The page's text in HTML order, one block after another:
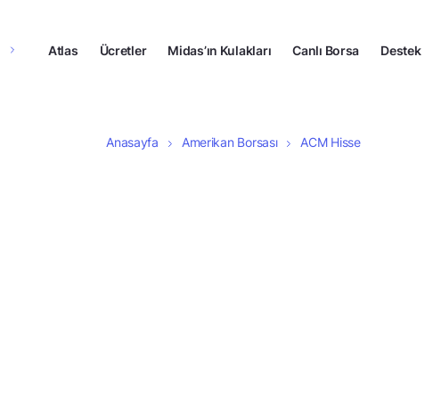
Atlas Ücretler Midas’ın Kulakları Canlı Borsa Destek
Anasayfa Amerikan Borsası ACM Hisse